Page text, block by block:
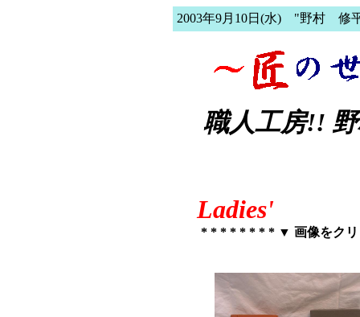
2003年9月10日(水) "野村 修
職人工房!!
Ladies'
* * * * * * * * ▼ 画像をクリ